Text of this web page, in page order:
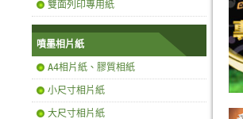
雙面列印專用紙
噴墨相片紙
A4相片紙、膠質相紙
小尺寸相片紙
大尺寸相片紙